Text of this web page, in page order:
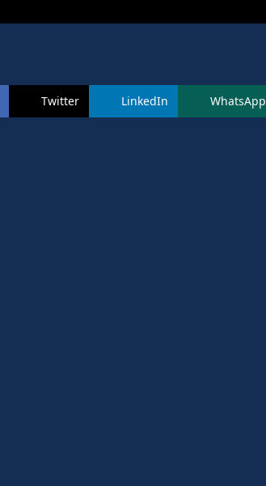
Twitter LinkedIn WhatsApp